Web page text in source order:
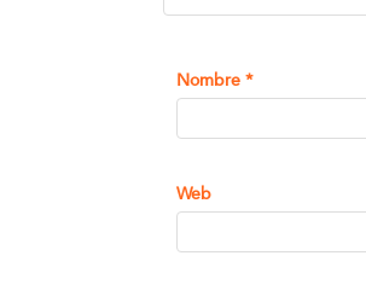
Nombre *
Web